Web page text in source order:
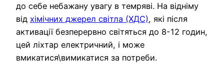
до себе небажану увагу в темряві. На відніму
від хімічних джерел світла (ХДС), які після
активації безперервно світяться до 8-12 годин,
цей ліхтар електричний, і може
вмикатися\вимикатися за потреби.